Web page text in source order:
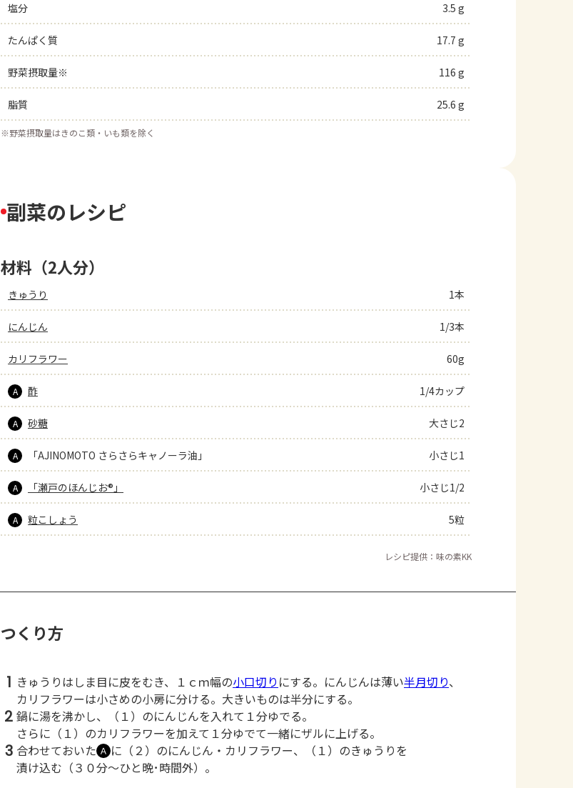
塩分 3.5 g
たんぱく質 17.7 g
野菜摂取量※ 116 g
脂質 25.6 g
※野菜摂取量はきのこ類・いも類を除く
副菜のレシピ
材料（2人分）
きゅうり 1本
にんじん 1/3本
カリフラワー 60g
A 酢 1/4カップ
A 砂糖 大さじ2
A 「AJINOMOTO さらさらキャノーラ油」 小さじ1
A 「瀬戸のほんじお®」 小さじ1/2
A 粒こしょう 5粒
レシピ提供：味の素KK
つくり方
1 きゅうりはしま目に皮をむき、１ｃｍ幅の小口切り にする。にんじんは薄い半月切り、
カリフラワーは小さめの小房に分ける。大きいものは半分にする。
2 鍋に湯を沸かし、（１）のにんじんを入れて１分ゆでる。
さらに（１）のカリフラワーを加えて１分ゆでて一緒にザルに上げる。
3 合わせておいた Ａ に（２）のにんじん・カリフラワー、（１）のきゅうりを
漬け込む（３０分～ひと晩･時間外）。